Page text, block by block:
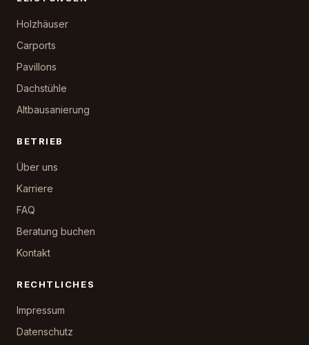
Holzhäuser
Carports
Pavillons
Dachstühle
Altbausanierung
BETRIEB
Über uns
Karriere
FAQ
Beratung buchen
Kontakt
RECHTLICHES
Impressum
Datenschutz